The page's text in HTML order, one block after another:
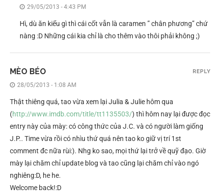
29/05/2013 - 4:43 PM
Hì, dù ăn kiểu gì thì cái cốt vẫn là caramen ” chân phương” chứ
nàng :D Những cái kia chỉ là cho thêm vào thôi phải không ;)
MÈO BÉO
28/05/2013 - 1:08 AM
Thật thiêng quá, tao vừa xem lại Julia & Julie hôm qua
(http://www.imdb.com/title/tt1135503/) thì hôm nay lại được đọc
entry này của mày: có công thức của J.C. và có người làm giống
J.P.. Time vừa rồi có nhìu thứ quá nên tao ko giữ vị trí 1st
comment đc nữa rùi:). Nhg ko sao, mọi thứ lại trở về quỹ đạo. Giờ
mày lại chăm chỉ update blog và tao cũng lại chăm chỉ vào ngó
nghiêng:D, he he.
Welcome back!:D
REPLY